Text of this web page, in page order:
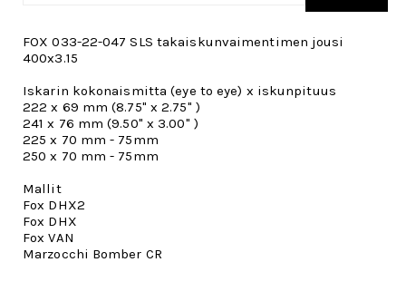
FOX 033-22-047 SLS takaiskunvaimentimen jousi
400x3.15
Iskarin kokonaismitta (eye to eye) x iskunpituus
222 x 69 mm (8.75" x 2.75" )
241 x 76 mm (9.50" x 3.00" )
225 x 70 mm - 75mm
250 x 70 mm - 75mm
Mallit
Fox DHX2
Fox DHX
Fox VAN
Marzocchi Bomber CR